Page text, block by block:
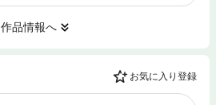
作品情報へ
お気に入り登録